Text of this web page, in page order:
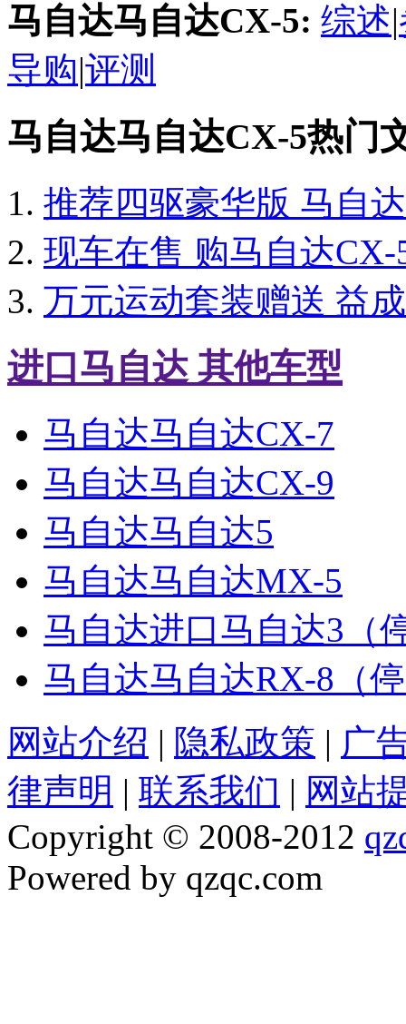
马自达马自达CX-5: 综述|
导购|评测
马自达马自达CX-5热门
推荐四驱豪华版 马自
现车在售 购马自达
万元运动套装赠送 益
进口马自达 其他车型
马自达马自达CX-7
马自达马自达CX-9
马自达马自达5
马自达马自达MX-5
马自达进口马自达3（
马自达马自达RX-8（
网站介绍 | 隐私政策 | 广
律声明 | 联系我们 | 网站
Copyright © 2008-2012
Powered by qzqc.com